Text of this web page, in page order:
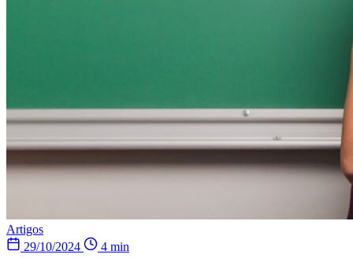
Artigos
29/10/2024
4 min